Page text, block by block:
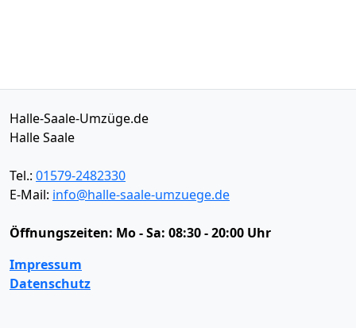
Halle-Saale-Umzüge.de
Halle Saale
Tel.: 01579-2482330
E-Mail: info@halle-saale-umzuege.de
Öffnungszeiten: Mo - Sa: 08:30 - 20:00 Uhr
Impressum
Datenschutz